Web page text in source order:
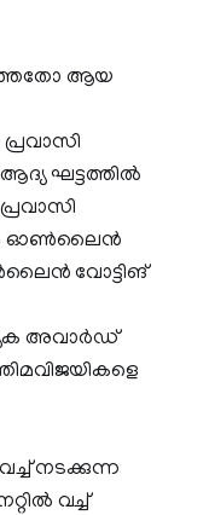
ആയ
ആദ്യ ഘട്ടത്തില്‍
ഓണ്‍ലൈന്‍
വോട്ടിങ്
അവാര്‍ഡ്
നടക്കുന്ന
വച്ച്